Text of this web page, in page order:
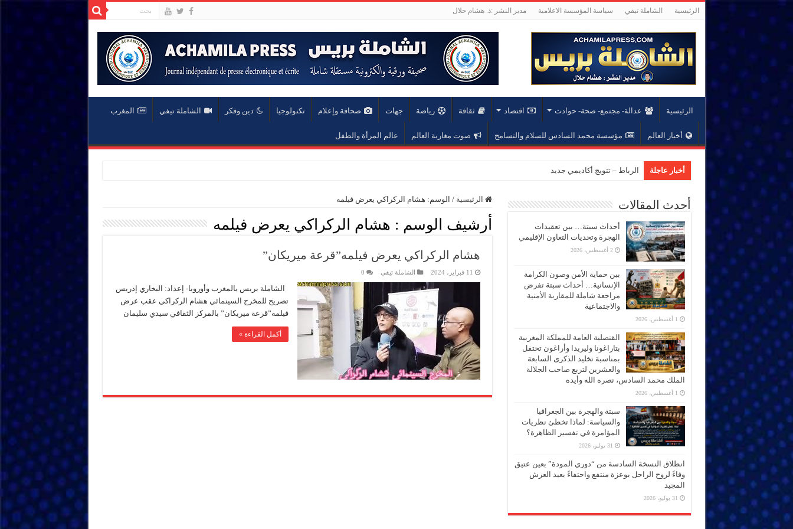
الرئيسية الشاملة تيفي سياسة المؤسسة الاعلامية مدير النشر :ذ. هشام حلال
الرئيسية عدالة- مجتمع- صحة- حوادت اقتصاد ثقافة رياضة جهات صحافة وإعلام تكنولوجيا دين وفكر الشاملة تيفي المغرب
أخبار العالم مؤسسة محمد السادس للسلام والتسامح صوت مغاربة العالم عالم المرأة والطفل
أخبار عاجلة الرباط – تتويج أكاديمي جديد بجامعة محمد الخامس
الرئيسية / الوسم: هشام الركراكي يعرض فيلمه
أرشيف الوسم : هشام الركراكي يعرض فيلمه
هشام الركراكي يعرض فيلمه”قرعة ميريكان”
11 فبراير، 2024 الشاملة تيفي 0
الشاملة بريس بالمغرب وأوروبا- إعداد: البخاري إدريس
تصريح للمخرج السينمائي هشام الركراكي عقب عرض
فيلمه”قرعة ميريكان” بالمركز الثقافي سيدي سليمان
أكمل القراءة »
أحدث المقالات
أحداث سبتة… بين تعقيدات
الهجرة وتحديات التعاون الإقليمي
2 أغسطس، 2026
بين حماية الأمن وصون الكرامة
الإنسانية… أحداث سبتة تفرض
مراجعة شاملة للمقاربة الأمنية
والاجتماعية
1 أغسطس، 2026
القنصلية العامة للمملكة المغربية
بتاراغونا وليريدا وأراغون تحتفل
بمناسبة تخليد الذكرى السابعة
والعشرين لتربع صاحب الجلالة
الملك محمد السادس، نصره الله وأيده
1 أغسطس، 2026
سبتة والهجرة بين الجغرافيا
والسياسة: لماذا تخطئ نظريات
المؤامرة في تفسير الظاهرة؟
31 يوليو، 2026
انطلاق النسخة السادسة من “دوري المودة” بعين عتيق
وفاءً لروح الراحل بوعزة منتفع واحتفاءً بعيد العرش
المجيد
31 يوليو، 2026